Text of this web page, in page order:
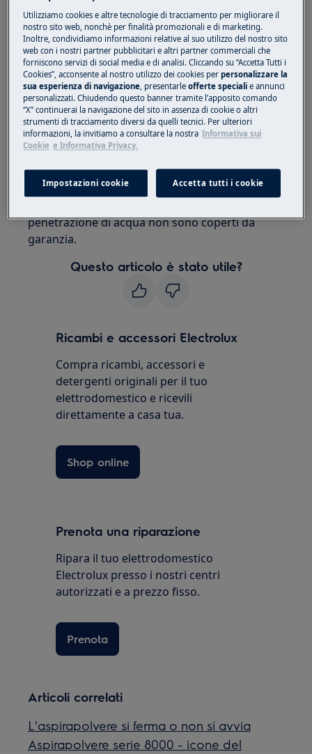
aspirapolvere
Risoluzione:
1. Arrestare il prodotto e lasciarlo asciugare
per 48 ore.
Non inserirlo nel supporto di ricarica!
2. Se il prodotto non funziona più, sarà
centro di assistenza autorizzato.
penetrazione di acqua non sono coperti da
garanzia.
Questo articolo è stato utile?
Ricambi e accessori Electrolux
Compra ricambi, accessori e
detergenti originali per il tuo
elettrodomestico e ricevili
direttamente a casa tua.
Shop online
Prenota una riparazione
Ripara il tuo elettrodomestico
Electrolux presso i nostri centri
autorizzati e a prezzo fisso.
Prenota
Articoli correlati
L'aspirapolvere si ferma o non si avvia
Aspirapolvere serie 8000 - icone del
Utilizziamo cookies e altre tecnologie di tracciamento per migliorare il
nostro sito web, nonchè per finalità promozionali e di marketing.
Inoltre, condividiamo informazioni relative al suo utilizzo del nostro sito
web con i nostri partner pubblicitari e altri partner commerciali che
forniscono servizi di social media e di analisi. Cliccando su “Accetta Tutti i
Cookies”, acconsente al nostro utilizzo dei cookies perpersonalizzare la
sua esperienza di navigazione, presentarleofferte speciali e annunci
personalizzati. Chiudendo questo banner tramite l’apposito comando
“X” continuerai la navigazione del sito in assenza di cookie o altri
strumenti di tracciamento diversi da quelli tecnici. Per ulteriori
informazioni, la invitiamo a consultare la nostra Informativa sui
Cookie e Informativa Privacy.
Impostazioni cookie Accetta tutti i cookie